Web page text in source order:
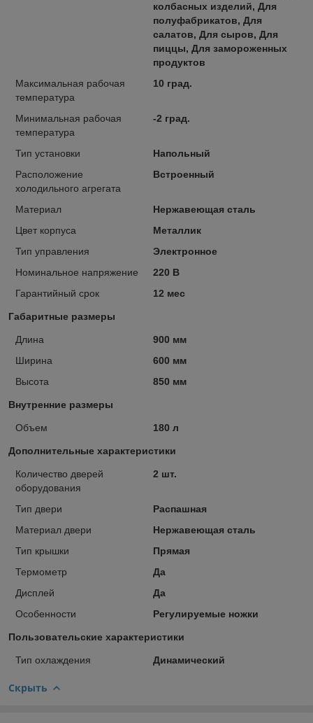
колбасных изделий, Для
полуфабрикатов, Для
салатов, Для сыров, Для
пиццы, Для замороженных
продуктов
Максимальная рабочая
температура
10 град.
Минимальная рабочая
температура
-2 град.
Тип установки
Напольный
Расположение
холодильного агрегата
Встроенный
Материал
Нержавеющая сталь
Цвет корпуса
Металлик
Тип управления
Электронное
Номинальное напряжение
220 В
Гарантийный срок
12 мес
Габаритные размеры
Длина
900 мм
Ширина
600 мм
Высота
850 мм
Внутренние размеры
Объем 180 л
Дополнительные характеристики
Количество дверей
оборудования
2 шт.
Тип двери
Распашная
Материал двери
Нержавеющая сталь
Тип крышки
Прямая
Термометр
Да
Дисплей
Да
Особенности
Регулируемые ножки
Пользовательские характеристики
Тип охлаждения Динамический
Скрыть